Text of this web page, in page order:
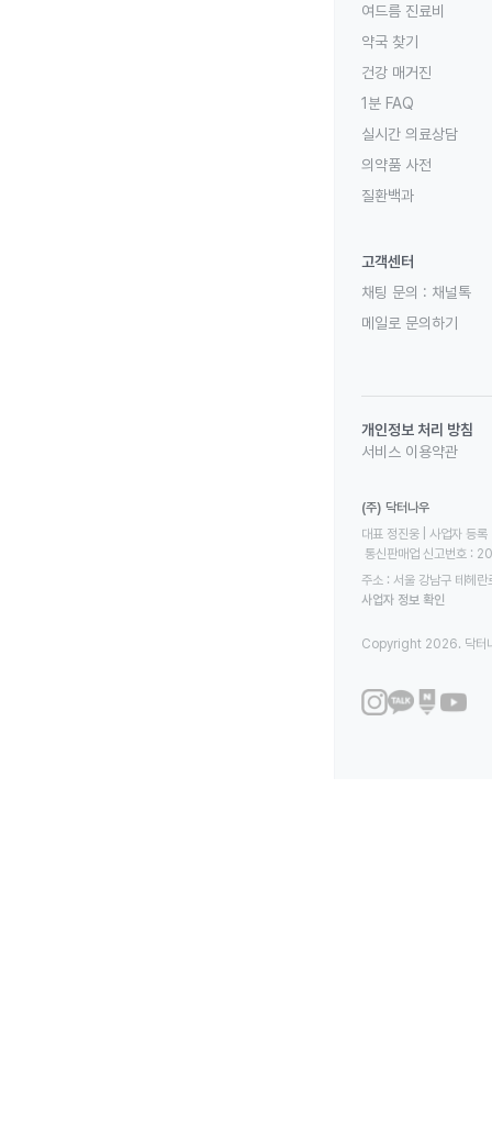
여드름 진료비
약국 찾기
건강 매거진
1분 FAQ
실시간 의료상담
의약품 사전
질환백과
고객센터
채팅 문의 : 채널톡
메일로 문의하기
개인정보 처리 방침
서비스 이용약관
(주) 닥터나우
대표 정진웅 | 사업자
통신판매업 신고번호
주소 : 서울 강남구 테헤
사업자 정보 확인
Copyright 2026. 닥터